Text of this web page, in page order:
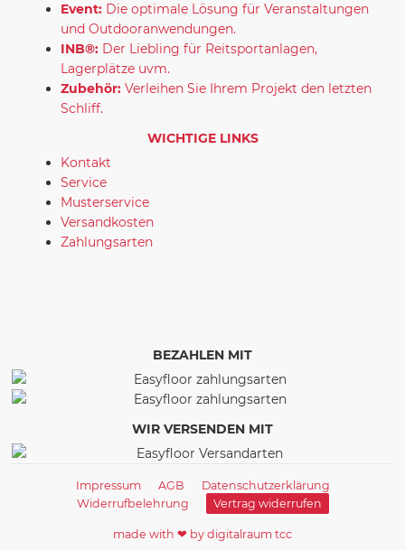
Event: Die optimale Lösung für Veranstaltungen
und Outdooranwendungen.
INB®: Der Liebling für Reitsportanlagen,
Lagerplätze uvm.
Zubehör: Verleihen Sie Ihrem Projekt den letzten
Schliff.
WICHTIGE LINKS
Kontakt
Service
Musterservice
Versandkosten
Zahlungsarten
BEZAHLEN MIT
WIR VERSENDEN MIT
Impressum AGB
Datenschutzerklärung
Widerrufbelehrung
Vertrag widerrufen
made with ❤ by digitalraum tcc